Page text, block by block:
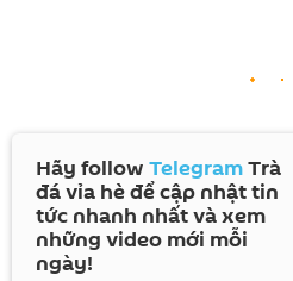
Hãy follow TelegramTrà
đá vỉa hè để cập nhật tin
tức nhanh nhất và xem
những video mới mỗi
ngày!